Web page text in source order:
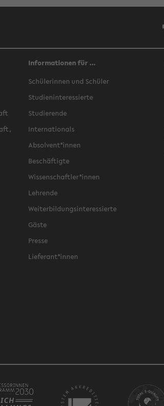
Informationen für ...
Schülerinnen und Schüler
Studieninteressierte
Studierende
Internationals
Absolvent*innen
Beschäftigte
Wissenschaftler*innen
Lehrende
Weiterbildungsinteressierte
Gäste
Presse
Lieferant*innen